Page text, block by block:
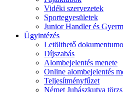
Vidéki szervezetek
Sportegyesületek
Junior Handler és
Ügyintézés
Letölthető
Díjszabás
Alombejelentés menete
Online alombejelentés
Teljesítményfűzet
Német Juhászkutya